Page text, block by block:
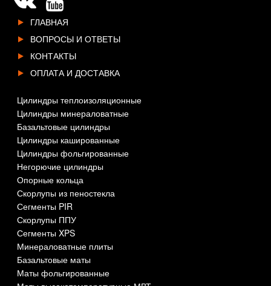
ГЛАВНАЯ
ВОПРОСЫ И ОТВЕТЫ
КОНТАКТЫ
ОПЛАТА И ДОСТАВКА
Цилиндры теплоизоляционные
Цилиндры минераловатные
Базальтовые цилиндры
Цилиндры кашированные
Цилиндры фольгированные
Негорючие цилиндры
Опорные кольца
Скорлупы из пеностекла
Сегменты PIR
Скорлупы ППУ
Сегменты XPS
Минераловатные плиты
Базальтовые маты
Маты фольгированные